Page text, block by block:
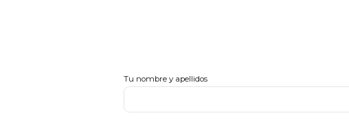
Tu nombre y apellidos